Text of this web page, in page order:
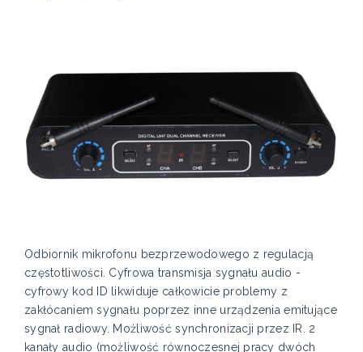
Odbiornik mikrofonu bezprzewodowego z regulacją
częstotliwości. Cyfrowa transmisja sygnału audio -
cyfrowy kod ID likwiduje całkowicie problemy z
zakłócaniem sygnału poprzez inne urządzenia emitujące
sygnał radiowy. Możliwość synchronizacji przez IR. 2
kanały audio (możliwość równoczesnej pracy dwóch